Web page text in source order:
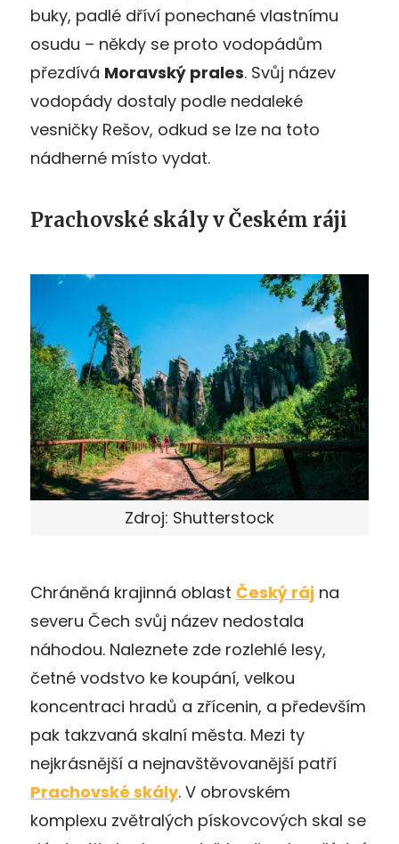
buky, padlé dříví ponechané vlastnímu
osudu – někdy se proto vodopádům
přezdívá Moravský prales. Svůj název
vodopády dostaly podle nedaleké
vesničky Rešov, odkud se lze na toto
nádherné místo vydat.
Prachovské skály v Českém ráji
Zdroj: Shutterstock
Chráněná krajinná oblast Český ráj na
severu Čech svůj název nedostala
náhodou. Naleznete zde rozlehlé lesy,
četné vodstvo ke koupání, velkou
koncentraci hradů a zřícenin, a především
pak takzvaná skalní města. Mezi ty
nejkrásnější a nejnavštěvovanější patří
Prachovské skály. V obrovském
komplexu zvětralých pískovcových skal se